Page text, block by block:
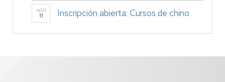
AGO
11 Inscripción abierta: Cursos de chino